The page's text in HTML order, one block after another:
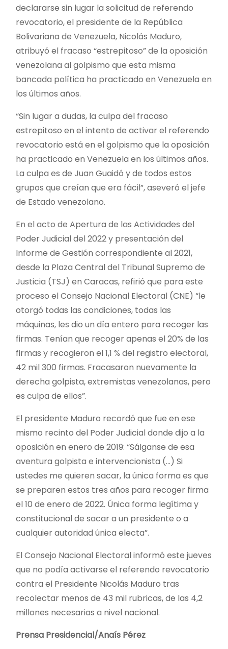
declararse sin lugar la solicitud de referendo
revocatorio, el presidente de la República
Bolivariana de Venezuela, Nicolás Maduro,
atribuyó el fracaso “estrepitoso” de la oposición
venezolana al golpismo que esta misma
bancada política ha practicado en Venezuela en
los últimos años.
“Sin lugar a dudas, la culpa del fracaso
estrepitoso en el intento de activar el referendo
revocatorio está en el golpismo que la oposición
ha practicado en Venezuela en los últimos años.
La culpa es de Juan Guaidó y de todos estos
grupos que creían que era fácil”, aseveró el jefe
de Estado venezolano.
En el acto de Apertura de las Actividades del
Poder Judicial del 2022 y presentación del
Informe de Gestión correspondiente al 2021,
desde la Plaza Central del Tribunal Supremo de
Justicia (TSJ) en Caracas, refirió que para este
proceso el Consejo Nacional Electoral (CNE) “le
otorgó todas las condiciones, todas las
máquinas, les dio un día entero para recoger las
firmas. Tenían que recoger apenas el 20% de las
firmas y recogieron el 1,1 % del registro electoral,
42 mil 300 firmas. Fracasaron nuevamente la
derecha golpista, extremistas venezolanas, pero
es culpa de ellos”.
El presidente Maduro recordó que fue en ese
mismo recinto del Poder Judicial donde dijo a la
oposición en enero de 2019: “Sálganse de esa
aventura golpista e intervencionista (…) Si
ustedes me quieren sacar, la única forma es que
se preparen estos tres años para recoger firma
el 10 de enero de 2022. Única forma legítima y
constitucional de sacar a un presidente o a
cualquier autoridad única electa”.
El Consejo Nacional Electoral informó este jueves
que no podía activarse el referendo revocatorio
contra el Presidente Nicolás Maduro tras
recolectar menos de 43 mil rubricas, de las 4,2
millones necesarias a nivel nacional.
Prensa Presidencial/Anaís Pérez